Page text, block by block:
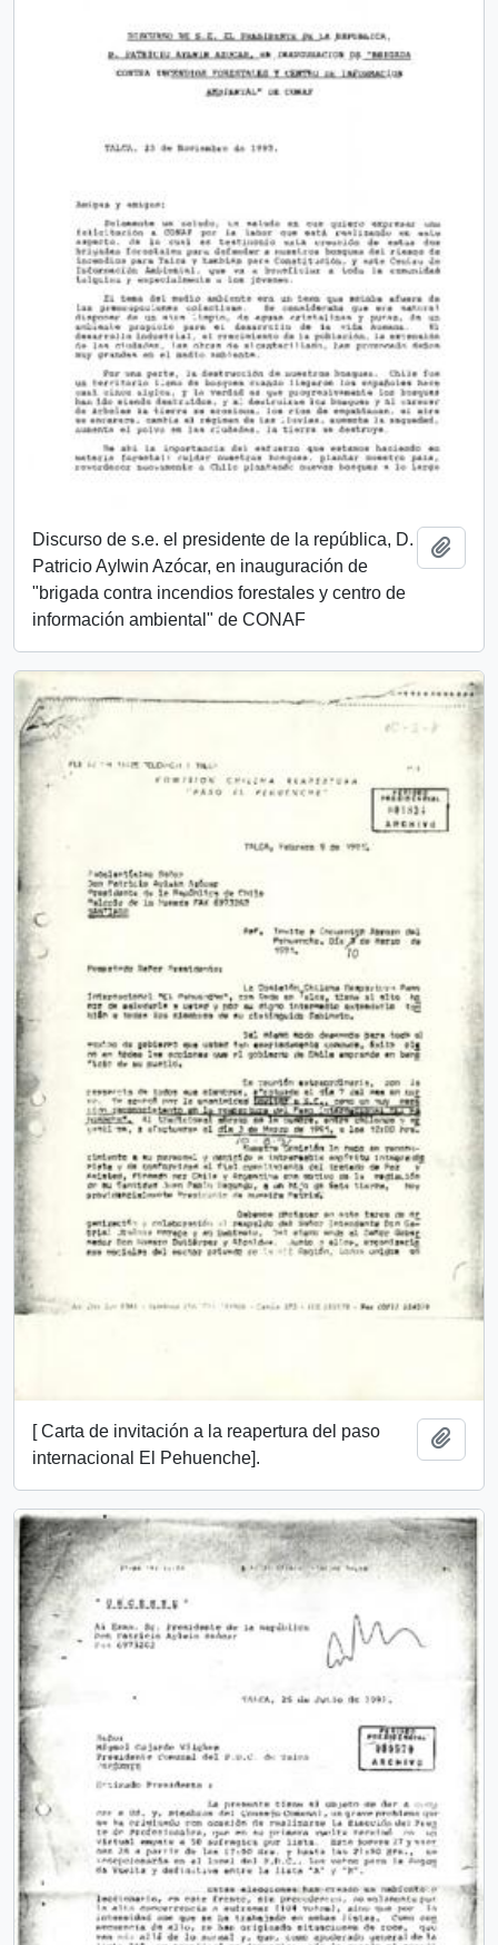
Discurso de s.e. el presidente de la república, D.
Patricio Aylwin Azócar, en inauguración de
"brigada contra incendios forestales y centro de
información ambiental" de CONAF
[ Carta de invitación a la reapertura del paso
internacional El Pehuenche].